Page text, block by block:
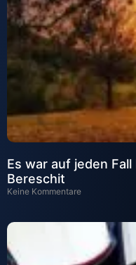
Es war auf jeden
Bereschit
Keine Kommentare